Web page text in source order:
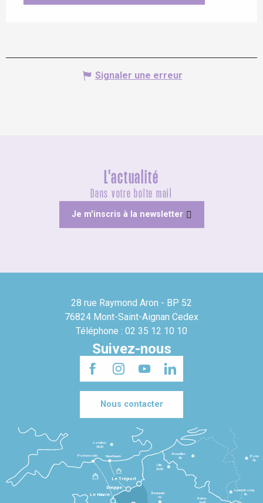
Signaler une erreur
L'actualité
Dans votre boîte mail
Je m'inscris à la newsletter
28 rue Raymond Aron - BP 52
76824 Mont-Saint-Aignan Cedex
Téléphone : 02 35 12 10 10
Suivez-nous
Nous contacter
Le Havre
Dieppe
Le Tréport
Beauvais
1h
Reims
Lille
2h30
Bruxelles
3h
Londres
3h30
Newhaven
Portsmouth
Bonn
5h
Luxembourg
4h